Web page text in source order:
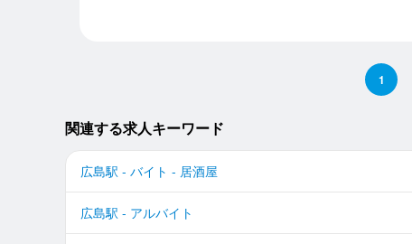
1
関連する求人キーワード
広島駅 - バイト - 居酒屋
広島駅 - アルバイト